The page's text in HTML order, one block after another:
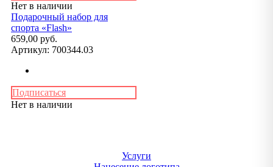
Нет в наличии
Подарочный набор для
спорта «Flash»
659,00 руб.
Артикул: 700344.03
Подписаться
Нет в наличии
Услуги